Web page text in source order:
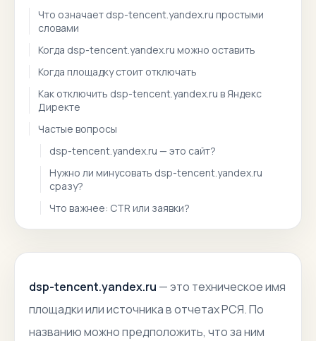
Что означает dsp-tencent.yandex.ru простыми
словами
Когда dsp-tencent.yandex.ru можно оставить
Когда площадку стоит отключать
Как отключить dsp-tencent.yandex.ru в Яндекс
Директе
Частые вопросы
dsp-tencent.yandex.ru — это сайт?
Нужно ли минусовать dsp-tencent.yandex.ru
сразу?
Что важнее: CTR или заявки?
dsp-tencent.yandex.ru — это техническое имя
площадки или источника в отчетах РСЯ. По
названию можно предположить, что за ним